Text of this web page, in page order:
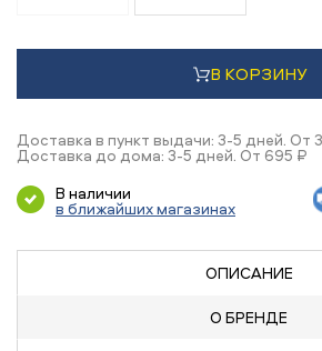
В КОРЗИНУ
Доставка в пункт выдачи: 3-5 дней. От
Доставка до дома: 3-5 дней. От 695 ₽
В наличии
в ближайших магазинах
ОПИСАНИЕ
О БРЕНДЕ